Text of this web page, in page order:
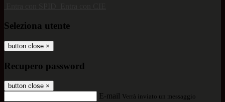
Seleziona utente
button close ×
Recupero password
button close ×
E-mail Verrà inviato un messaggio